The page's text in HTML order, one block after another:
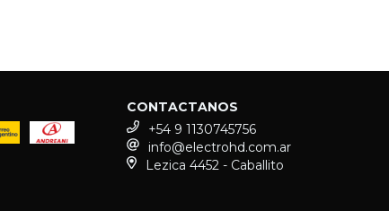
CONTACTANOS
+54 9 1130745756
info@electrohd.com.ar
Lezica 4452 - Caballito